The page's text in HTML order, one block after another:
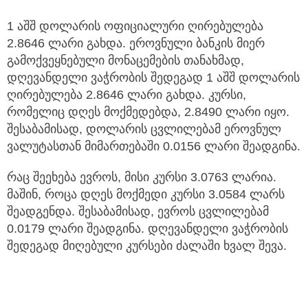
1 აშშ დოლარის ოფიციალური ღირებულება
2.8646 ლარი გახდა. ეროვნული ბანკის მიერ
გამოქვეყნებული მონაცემების თანახმად,
დღევანდელი ვაჭრობის შედეგად 1 აშშ დოლარის
ღირებულება 2.8646 ლარი გახდა. კურსი,
რომელიც დღეს მოქმედებდა, 2.8490 ლარი იყო.
შესაბამისად, დოლარის ცვლილებამ ეროვნულ
ვალუტასთან მიმართებაში 0.0156 ლარი შეადგინა.
რაც შეეხება ევროს, მისი კურსი 3.0763 ლარია.
მაშინ, როცა დღეს მოქმედი კურსი 3.0584 ლარს
შეადგენდა. შესაბამისად, ევროს ცვლილებამ
0.0179 ლარი შეადგინა. დღევანდელი ვაჭრობის
შედეგად მიღებული კურსები ძალაში ხვალ შევა.